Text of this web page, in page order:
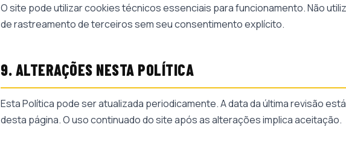
O site pode utilizar cookies técnicos essenciais para funcionamento. Não
de rastreamento de terceiros sem seu consentimento explícito.
9. ALTERAÇÕES NESTA POLÍTICA
Esta Política pode ser atualizada periodicamente. A data da última revisão
desta página. O uso continuado do site após as alterações implica aceitação.